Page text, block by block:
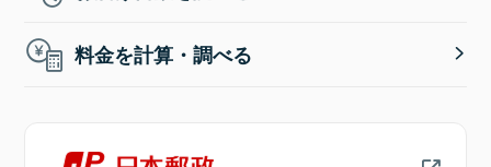
料金を計算・調べる